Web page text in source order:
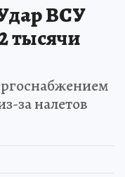
ВСУ
тысячи
за налетов